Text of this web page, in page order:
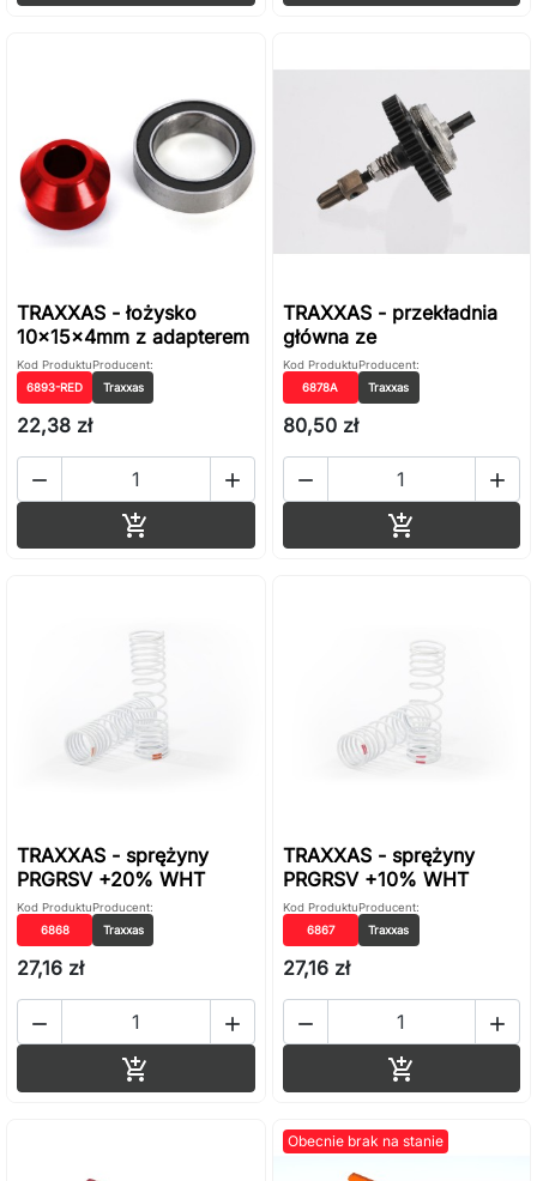
TRAXXAS - łożysko
10x15x4mm z adapterem
Kod Produktu
6893-RED
Producent:
Traxxas
22,38 zł
 

TRAXXAS - przekładnia
główna ze
Kod Produktu
6878A
Producent:
Traxxas
80,50 zł
 

TRAXXAS - sprężyny
PRGRSV +20% WHT
Kod Produktu
6868
Producent:
Traxxas
27,16 zł
 

TRAXXAS - sprężyny
PRGRSV +10% WHT
Kod Produktu
6867
Producent:
Traxxas
27,16 zł
 

Obecnie brak na stanie